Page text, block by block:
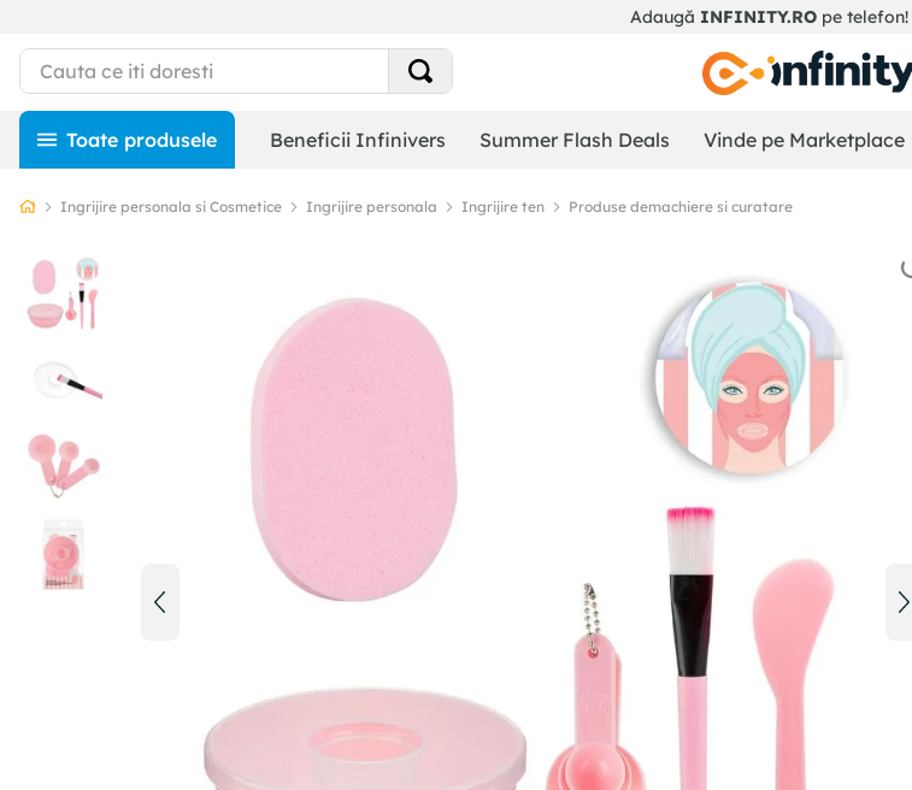
Adaugă INFINITY.ROpe telefon!
Beneficii Infinivers Summer Flash Deals Vinde pe Marketplace
Ingrijire personala si Cosmetice Ingrijire personala Ingrijire ten Produse demachiere si curatare